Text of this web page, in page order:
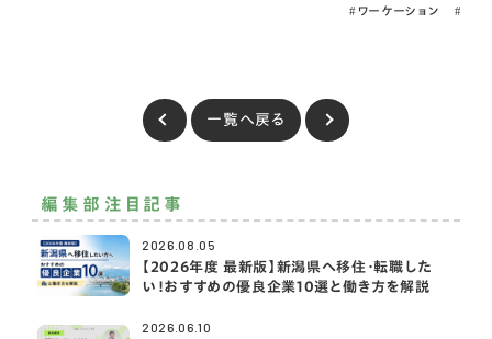
ワーケーション
一覧へ戻る
編集部注目記事
2026.08.05
【2026年度 最新版】新潟県へ移住・転職した
い！おすすめの優良企業10選と働き方を解説
2026.06.10